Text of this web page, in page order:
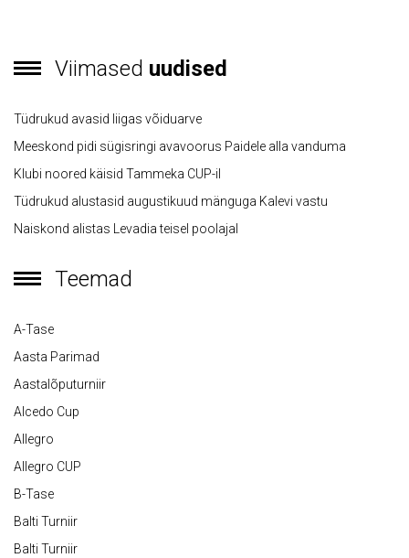
Viimased uudised
Tüdrukud avasid liigas võiduarve
Meeskond pidi sügisringi avavoorus Paidele alla vanduma
Klubi noored käisid Tammeka CUP-il
Tüdrukud alustasid augustikuud mänguga Kalevi vastu
Naiskond alistas Levadia teisel poolajal
Teemad
A-Tase
Aasta Parimad
Aastalõputurniir
Alcedo Cup
Allegro
Allegro CUP
B-Tase
Balti Turniir
Balti Turniir